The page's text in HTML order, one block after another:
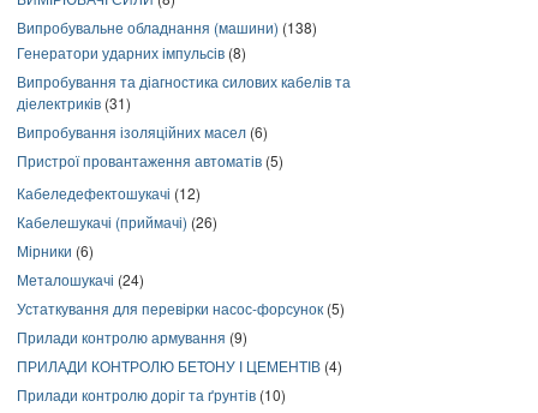
Випробувальне обладнання (машини) (138)
Генератори ударних імпульсів (8)
Випробування та діагностика силових кабелів та
діелектриків (31)
Випробування ізоляційних масел (6)
Пристрої провантаження автоматів (5)
Кабеледефектошукачі (12)
Кабелешукачі (приймачі) (26)
Мірники (6)
Металошукачі (24)
Устаткування для перевірки насос-форсунок (5)
Прилади контролю армування (9)
ПРИЛАДИ КОНТРОЛЮ БЕТОНУ І ЦЕМЕНТІВ (4)
Прилади контролю доріг та ґрунтів (10)